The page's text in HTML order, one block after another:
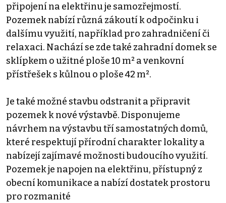
připojení na elektřinu je samozřejmostí.
Pozemek nabízí různá zákoutí k odpočinku i
dalšímu využití, například pro zahradničení či
relaxaci. Nachází se zde také zahradní domek se
sklípkem o užitné ploše 10 m² a venkovní
přístřešek s kůlnou o ploše 42 m².
Je také možné stavbu odstranit a připravit
pozemek k nové výstavbě. Disponujeme
návrhem na výstavbu tří samostatných domů,
které respektují přírodní charakter lokality a
nabízejí zajímavé možnosti budoucího využití.
Pozemek je napojen na elektřinu, přístupný z
obecní komunikace a nabízí dostatek prostoru
pro rozmanité